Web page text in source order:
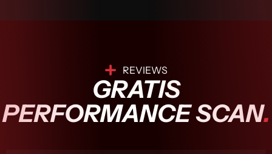
REVIEWS
GRATIS
PERFORMANCE SCAN.